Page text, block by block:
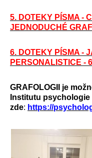
5. DOTEKY PÍSMA -
JEDNODUCHÉ
6. DOTEKY PÍSMA -
PERSONALISTICE -
GRAFOLOGII je
Institutu
zde: https://